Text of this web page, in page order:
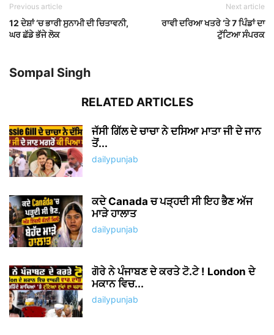
Previous article
12 ਦੇਸ਼ਾਂ ‘ਚ ਭਾਰੀ ਸੁਨਾਮੀ ਦੀ ਚਿਤਾਵਨੀ,
ਘਰ ਛੱਡੇ ਭੱਜੇ ਲੋਕ
Next article
ਰਾਵੀ ਦਰਿਆ ਖਤਰੇ ‘ਤੇ 7 ਪਿੰਡਾਂ ਦਾ
ਟੁੱਟਿਆ ਸੰਪਰਕ
Sompal Singh
RELATED ARTICLES
ਜੱਸੀ ਗਿੱਲ ਦੇ ਚਾਚਾ ਨੇ ਦਸਿਆ ਮਾਤਾ ਜੀ ਦੇ ਜਾਨ
ਤੋਂ...
dailypunjab
ਕਦੇ Canada ਚ ਪੜ੍ਹਦੀ ਸੀ ਇਹ ਭੈਣ ਅੱਜ
ਮਾੜੇ ਹਾਲਾਤ
dailypunjab
ਗੋਰੇ ਨੇ ਪੰਜਾਬਣ ਦੇ ਕਰਤੇ ਟੋ.ਟੇ ! London ਦੇ
ਮਕਾਨ ਵਿਚ...
dailypunjab